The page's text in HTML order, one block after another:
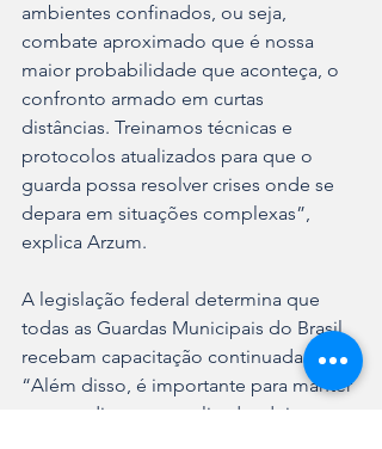
ambientes confinados, ou seja,
combate aproximado que é nossa
maior probabilidade que aconteça, o
confronto armado em curtas
distâncias. Treinamos técnicas e
protocolos atualizados para que o
guarda possa resolver crises onde se
depara em situações complexas”,
explica Arzum.
A legislação federal determina que
todas as Guardas Municipais do Brasil
recebam capacitação continuada.
“Além disso, é importante para manter
o procedimento atualizado, deixar o